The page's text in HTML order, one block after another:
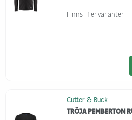
Finns i fler varianter
Cutter & Buck
TRÖJA PEMBERTON